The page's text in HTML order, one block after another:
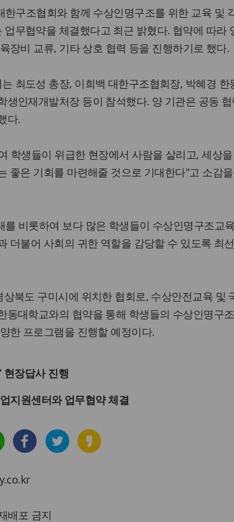
구조협회와 함께 수상인명구조를 위한 교육 및
무협약을 체결했다고 최근 밝혔다. 협약에 따라
장비 교류, 기타 상호 협력 등을 진행하기로 했다.
최도성 총장, 이희백 대한구조협회장, 박혜경 한
생인재개발처장 등이 참석했다. 양 기관은 공동 협
다.
학생들이 위급한 현장에서 사람을 살리고, 세상
좋은 기회를 마련해줄 것으로 기대한다"고 소감
비롯하여 보다 많은 학생들이 수상인명구조교
더불어 사회의 귀한 역할을 감당할 수 있도록 최
북도 구미시에 위치한 협회로, 수상안전교육 및
동대학교와의 협약을 통해 학생들의 수상인명구
한 프로그램을 진행할 예정이다.
현장답사 진행
지원센터와 업무협약 체결
배포 금지